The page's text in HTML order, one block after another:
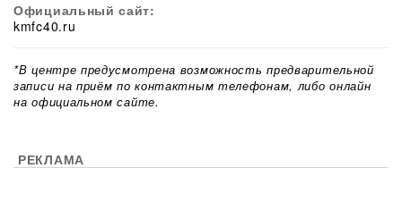
Официальный сайт:
kmfc40.ru
*В центре предусмотрена возможность предварительной
записи на приём по контактным телефонам, либо онлайн
на официальном сайте.
РЕКЛАМА